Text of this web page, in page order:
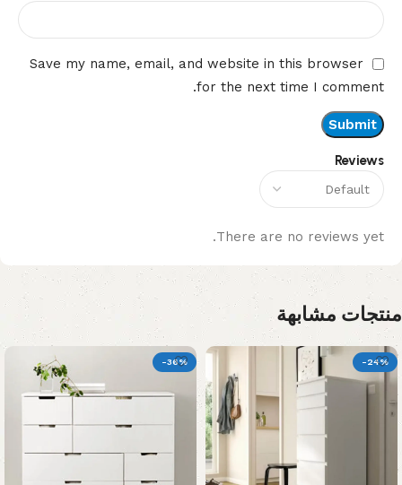
Reviews
There are no reviews yet.
Save my name, email, and website in this browser
for the next time I comment.
منتجات مشابهة
-24%
-36%